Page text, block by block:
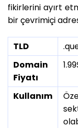
fikirlerini ayırt
bir çevrimiçi
TLD
Domain
Fiyatı
Kullanım